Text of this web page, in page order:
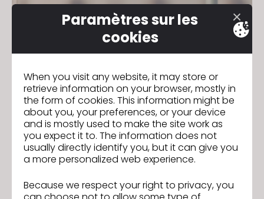
Supply Chain - Vol. 1
21 avril 2022
Paramètres sur les
cookies
When you visit any website, it may store or
retrieve information on your browser, mostly in
the form of cookies. This information might be
about you, your preferences, or your device
and is mostly used to make the site work as
you expect it to. The information does not
usually directly identify you, but it can give you
a more personalized web experience.
Because we respect your right to privacy, you